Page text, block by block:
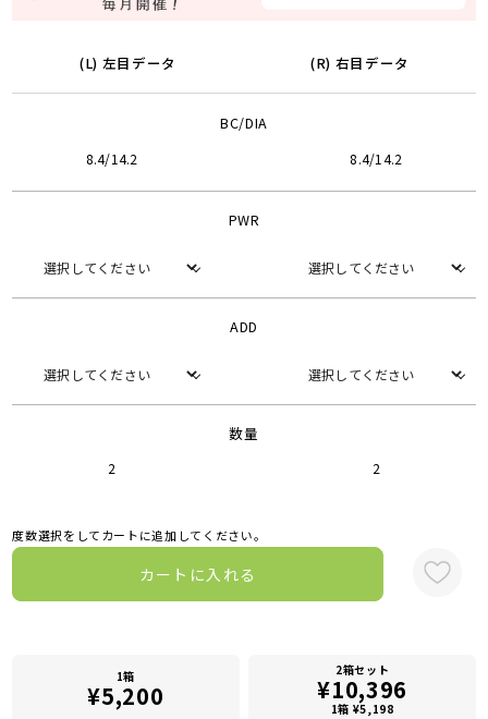
(L) 左目データ (R) 右目データ
BC/DIA
8.4/14.2 8.4/14.2
PWR
ADD
数量
2 2
度数選択をしてカートに追加してください。
カートに入れる
1箱
¥5,200
2箱セット
¥10,396
1箱 ¥5,198